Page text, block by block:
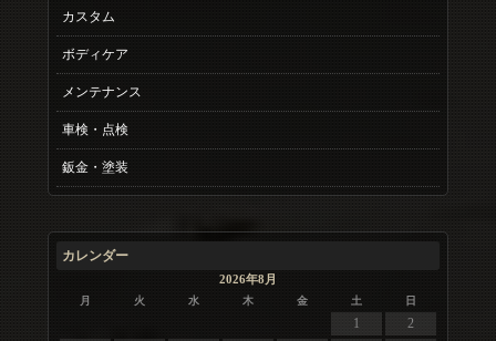
カスタム
ボディケア
メンテナンス
車検・点検
鈑金・塗装
カレンダー
2026年8月
月 火 水 木 金 土 日
1
2